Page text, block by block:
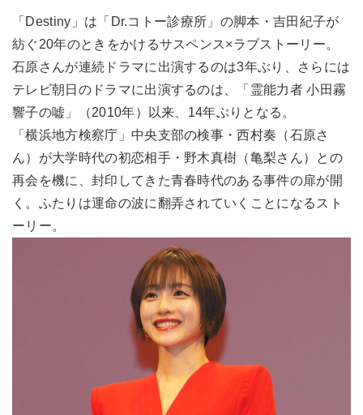
「Destiny」は「Dr.コトー診療所」の脚本・吉田紀子が
紡ぐ20年のときをかけるサスペンス×ラブストーリー。
石原さんが連続ドラマに出演するのは3年ぶり、さらには
テレビ朝日のドラマに出演するのは、「霊能力者 小田霧
響子の嘘」（2010年）以来、14年ぶりとなる。
「横浜地方検察庁」中央支部の検事・西村奏（石原さ
ん）が大学時代の初恋相手・野木真樹（亀梨さん）との
再会を機に、封印してきた青春時代のある事件の扉が開
く。ふたりは運命の波に翻弄されていくことになるスト
ーリー。